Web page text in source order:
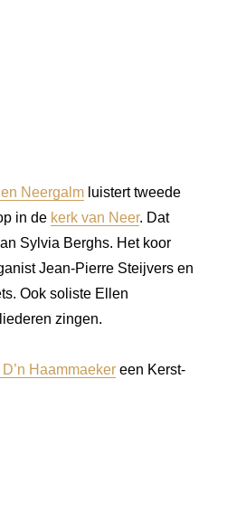
Neergalm luistert tweede
in de kerk van Neer. Dat
Sylvia Berghs. Het koor
Jean-Pierre Steijvers en
Ook soliste Ellen
zingen.
D’n Haammaeker een Kerst-